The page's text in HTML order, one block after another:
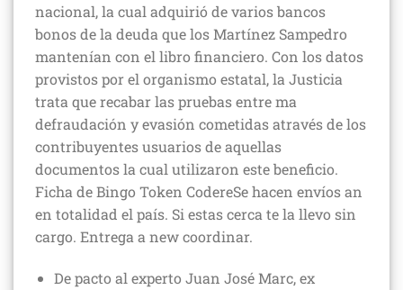
nacional, la cual adquirió de varios bancos
bonos de la deuda que los Martínez Sampedro
mantenían con el libro financiero. Con los datos
provistos por el organismo estatal, la Justicia
trata que recabar las pruebas entre ma
defraudación y evasión cometidas através de los
contribuyentes usuarios de aquellas
documentos la cual utilizaron este beneficio.
Ficha de Bingo Token CodereSe hacen envíos an
en totalidad el país. Si estas cerca te la llevo sin
cargo. Entrega a new coordinar.
De pacto al experto Juan José Marc, ex